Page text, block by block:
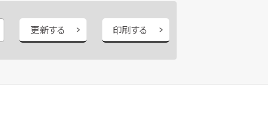
更新する 印刷する